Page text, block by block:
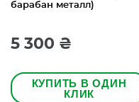
барабан металл)
5 300 ₴
КУПИТЬ В ОДИН
КЛИК